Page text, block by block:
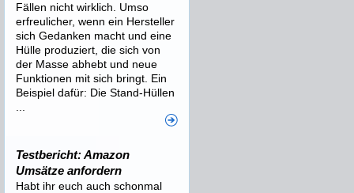
Fällen nicht wirklich. Umso
erfreulicher, wenn ein Hersteller
sich Gedanken macht und eine
Hülle produziert, die sich von
der Masse abhebt und neue
Funktionen mit sich bringt. Ein
Beispiel dafür: Die Stand-Hüllen
Testbericht: Amazon
Umsätze anfordern
Habt ihr euch auch schonmal